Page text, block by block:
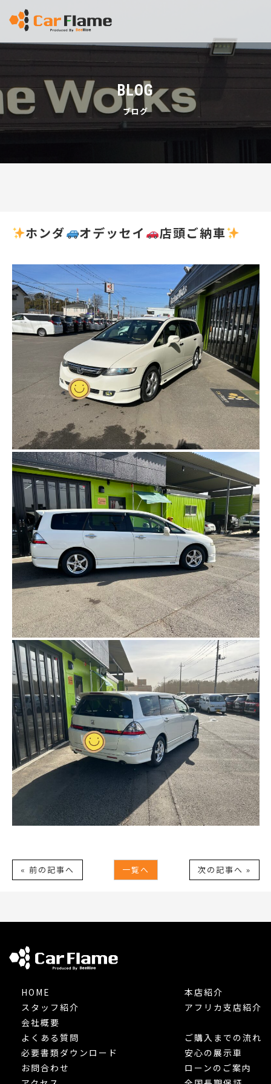
BLOG
ブログ
ホンダ オデッセイ 店頭ご納車
« 前の記事へ 一覧へ 次の記事へ »
HOME
スタッフ紹介
会社概要
本店紹介
アフリカ支店紹介
よくある質問
必要書類ダウンロード
お問合わせ
ご購入までの流れ
安心の展示車
ローンのご案内